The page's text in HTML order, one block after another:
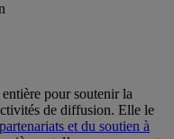
pour soutenir la
de diffusion. Elle le
et du soutien à